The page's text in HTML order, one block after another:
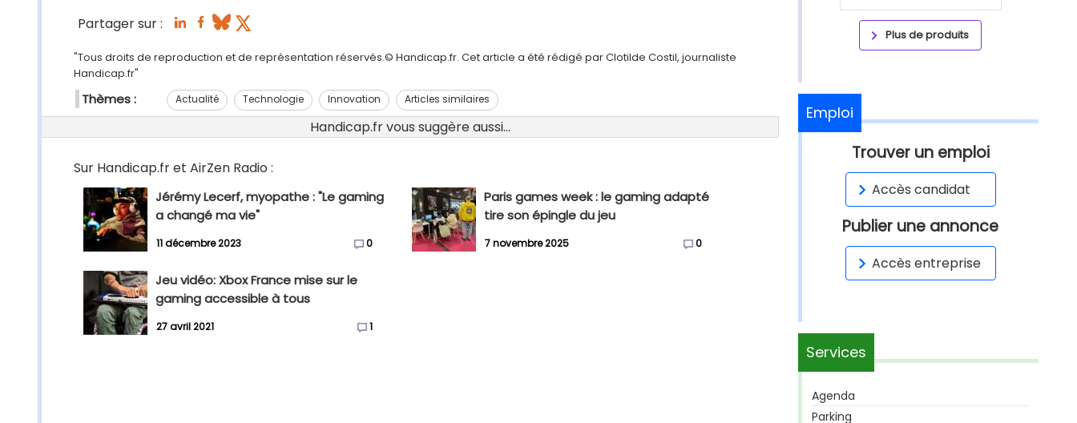
Partager sur :
"Tous droits de reproduction et de représentation réservés.© Handicap.fr. Cet article a été rédigé par Clotilde Costil, journaliste
Handicap.fr"
Thèmes : Actualité Technologie Innovation Articles similaires
Handicap.fr vous suggère aussi...
Sur Handicap.fr et AirZen Radio :
Jérémy Lecerf, myopathe : "Le gaming
a changé ma vie"
11 décembre 2023 0
Paris games week : le gaming adapté
tire son épingle du jeu
7 novembre 2025 0
Jeu vidéo: Xbox France mise sur le
gaming accessible à tous
27 avril 2021 1
Plus de produits
Emploi
Trouver un emploi
Accès candidat
Publier une annonce
Accès entreprise
Services
Agenda
Parking